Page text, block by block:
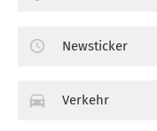
Newsticker
Verkehr